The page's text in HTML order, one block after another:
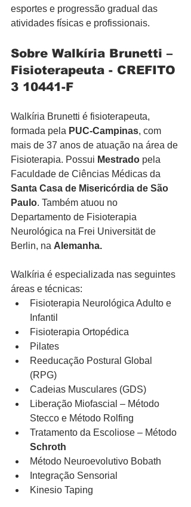
esportes e progressão gradual das
atividades físicas e profissionais.
Sobre Walkíria Brunetti –
Fisioterapeuta - CREFITO
3 10441-F
Walkíria Brunetti é fisioterapeuta,
formada pela PUC-Campinas, com
mais de 37 anos de atuação na área de
Fisioterapia. Possui Mestrado pela
Faculdade de Ciências Médicas da
Santa Casa de Misericórdia de São
Paulo. Também atuou no
Departamento de Fisioterapia
Neurológica na Frei Universität de
Berlin, na Alemanha.
Walkíria é especializada nas seguintes
áreas e técnicas:
Fisioterapia Neurológica Adulto e
Infantil
Fisioterapia Ortopédica
Pilates
Reeducação Postural Global
(RPG)
Cadeias Musculares (GDS)
Liberação Miofascial – Método
Stecco e Método Rolfing
Tratamento da Escoliose – Método
Schroth
Método Neuroevolutivo Bobath
Integração Sensorial
Kinesio Taping